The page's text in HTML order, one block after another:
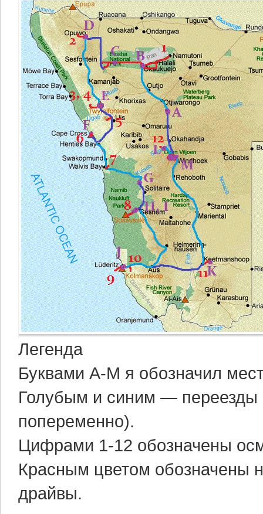
Легенда
Буквами А-М я обозначил
Голубым и синим —
попеременно).
Цифрами 1-12 обозначены
Красным цветом обозначены
драйвы.